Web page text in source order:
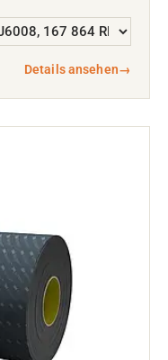
Details ansehen→